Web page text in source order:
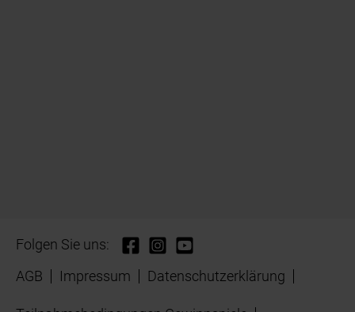
Folgen Sie uns:
AGB
Impressum Datenschutzerklärung